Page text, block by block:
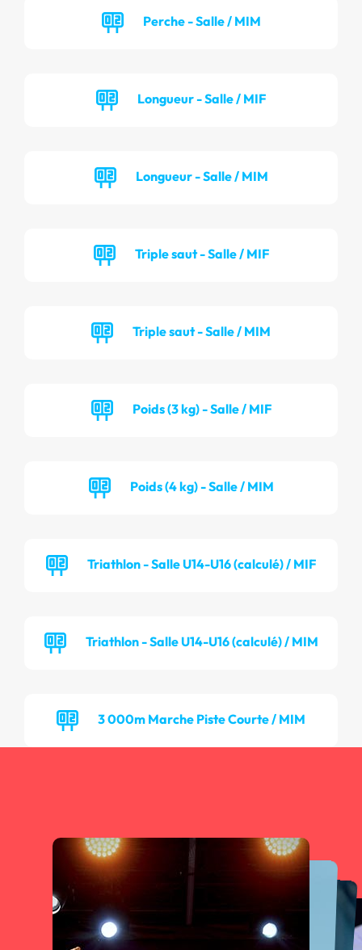
Perche - Salle / MIM
Longueur - Salle / MIF
Longueur - Salle / MIM
Triple saut - Salle / MIF
Triple saut - Salle / MIM
Poids (3 kg) - Salle / MIF
Poids (4 kg) - Salle / MIM
Triathlon - Salle U14-U16 (calculé) / MIF
Triathlon - Salle U14-U16 (calculé) / MIM
3 000m Marche Piste Courte / MIM